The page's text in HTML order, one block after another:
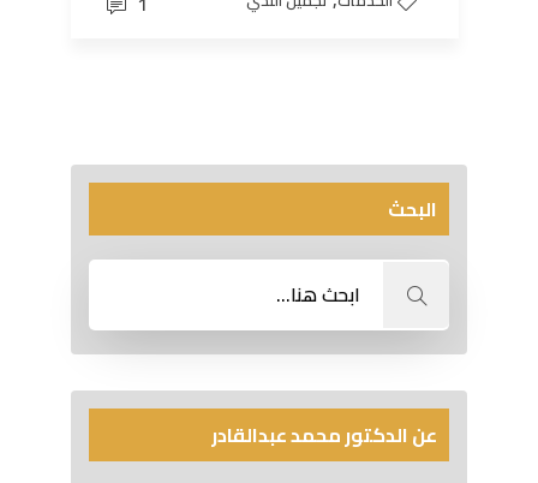
البحث
عن الدكتور محمد عبدالقادر